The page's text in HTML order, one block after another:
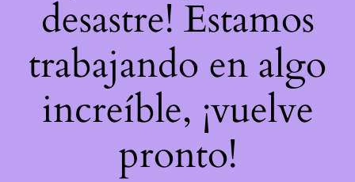
desastre! Estamos
trabajando en algo
increíble, ¡vuelve
pronto!